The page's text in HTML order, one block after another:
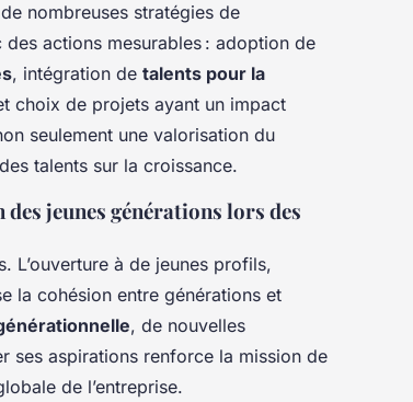
nombreuses stratégies de
actions mesurables : adoption de
, intégration de talents pour la
choix de projets ayant un impact
seulement une valorisation du
talents sur la croissance.
jeunes générations lors des
L’ouverture à de jeunes profils,
la cohésion entre générations et
, de nouvelles
ses aspirations renforce la mission de
de l’entreprise.